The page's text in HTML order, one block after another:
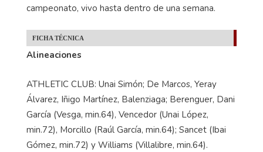
campeonato, vivo hasta dentro de una semana.
FICHA TÉCNICA
Alineaciones
ATHLETIC CLUB: Unai Simón; De Marcos, Yeray
Álvarez, Iñigo Martínez, Balenziaga; Berenguer, Dani
García (Vesga, min.64), Vencedor (Unai López,
min.72), Morcillo (Raúl García, min.64); Sancet (Ibai
Gómez, min.72) y Williams (Villalibre, min.64).